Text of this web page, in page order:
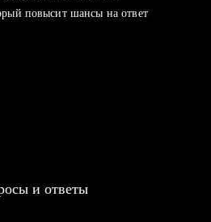
повысит шансы на ответ
и ответы